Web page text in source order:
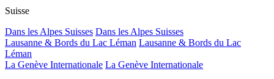
Suisse
Dans les Alpes Suisses Dans les Alpes Suisses
Lausanne & Bords du Lac Léman Lausanne & Bords du Lac
Léman
La Genève Internationale La Genève Internationale